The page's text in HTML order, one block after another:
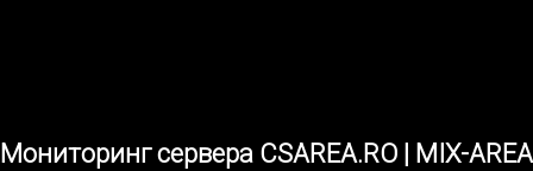
Мониторинг сервера CSAREA.RO | MIX-AREA